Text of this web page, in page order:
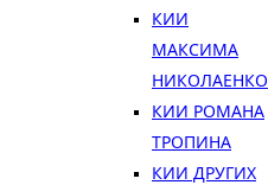
КИИ
МАКСИМА
НИКОЛАЕНКО
КИИ РОМАНА
ТРОПИНА
КИИ ДРУГИХ